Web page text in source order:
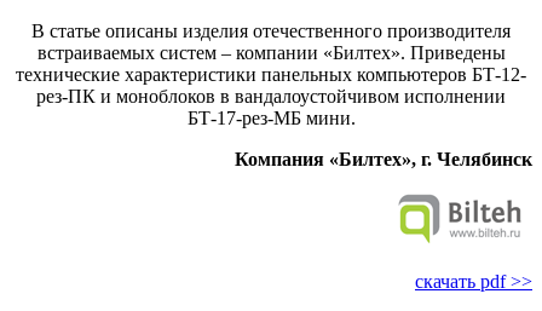
В статье описаны изделия отечественного производителя
встраиваемых систем – компании «Билтех». Приведены
технические характеристики панельных компьютеров БТ‑12-
рез-ПК и моноблоков в вандалоустойчивом исполнении
БТ‑17-рез-МБ мини.
Компания «Билтех», г. Челябинск
скачать pdf >>